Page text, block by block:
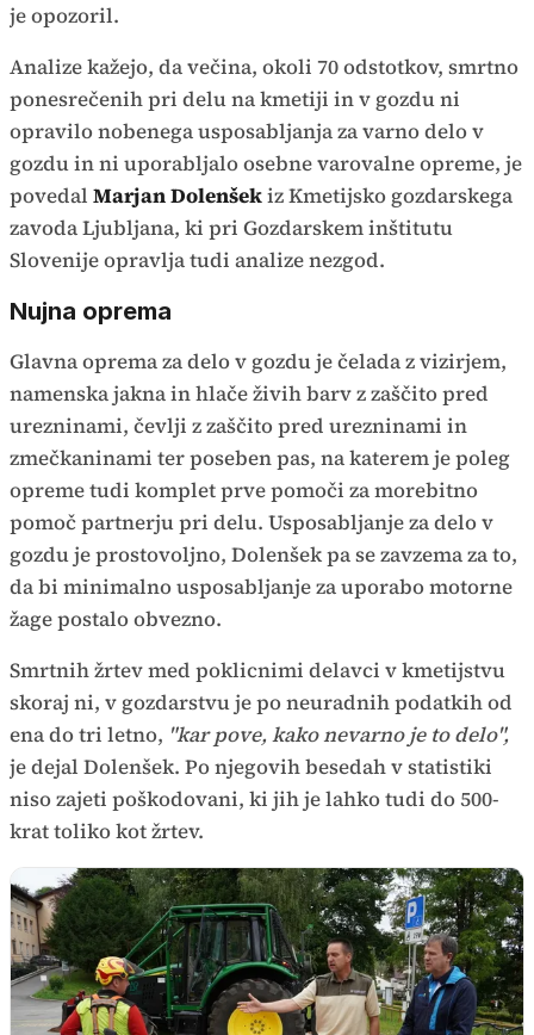
je opozoril.
Analize kažejo, da večina, okoli 70 odstotkov, smrtno
ponesrečenih pri delu na kmetiji in v gozdu ni
opravilo nobenega usposabljanja za varno delo v
gozdu in ni uporabljalo osebne varovalne opreme, je
povedal Marjan Dolenšekiz Kmetijsko gozdarskega
zavoda Ljubljana, ki pri Gozdarskem inštitutu
Slovenije opravlja tudi analize nezgod.
Nujna oprema
Glavna oprema za delo v gozdu je čelada z vizirjem,
namenska jakna in hlače živih barv z zaščito pred
urezninami, čevlji z zaščito pred urezninami in
zmečkaninami ter poseben pas, na katerem je poleg
opreme tudi komplet prve pomoči za morebitno
pomoč partnerju pri delu. Usposabljanje za delo v
gozdu je prostovoljno, Dolenšek pa se zavzema za to,
da bi minimalno usposabljanje za uporabo motorne
žage postalo obvezno.
Smrtnih žrtev med poklicnimi delavci v kmetijstvu
skoraj ni, v gozdarstvu je po neuradnih podatkih od
ena do tri letno, "kar pove, kako nevarno je to delo",
je dejal Dolenšek. Po njegovih besedah v statistiki
niso zajeti poškodovani, ki jih je lahko tudi do 500-
krat toliko kot žrtev.